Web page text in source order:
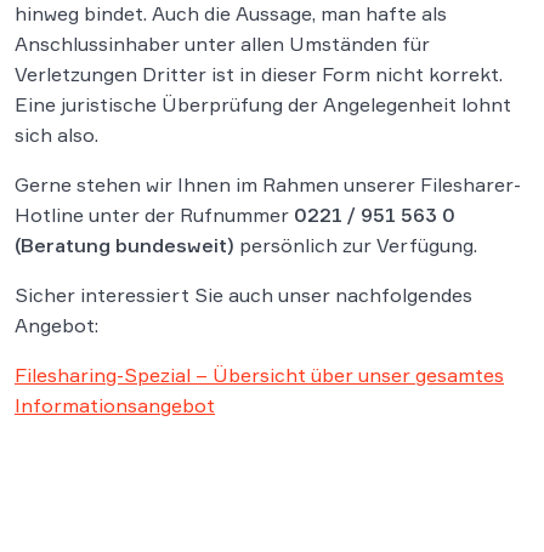
hinweg bindet. Auch die Aussage, man hafte als
Anschlussinhaber unter allen Umständen für
Verletzungen Dritter ist in dieser Form nicht korrekt.
Eine juristische Überprüfung der Angelegenheit lohnt
sich also.
Gerne stehen wir Ihnen im Rahmen unserer Filesharer-
Hotline unter der Rufnummer 0221 / 951 563 0
(Beratung bundesweit) persönlich zur Verfügung.
Sicher interessiert Sie auch unser nachfolgendes
Angebot:
Filesharing-Spezial – Übersicht über unser gesamtes
Informationsangebot